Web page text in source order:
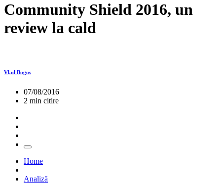
Community Shield 2016, un
review la cald
Vlad Bogos
07/08/2016
2 min citire
Home
Analiză